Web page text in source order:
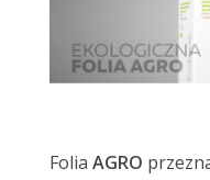
Kleje
Folia AGRO